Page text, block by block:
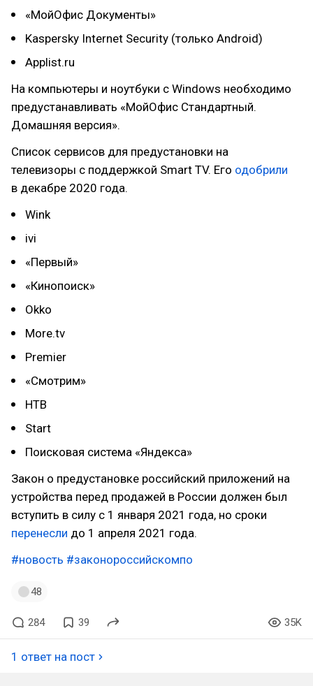
«МойОфис Документы»
Kaspersky Internet Security (только Android)
Applist.ru
На компьютеры и ноутбуки с Windows необходимо
предустанавливать «МойОфис Стандартный.
Домашняя версия».
Список сервисов для предустановки на
телевизоры с поддержкой Smart TV. Его одобрили
в декабре 2020 года.
Wink
ivi
«Первый»
«Кинопоиск»
Оkkо
Morе.tv
Premier
«Смотрим»
НТВ
Start
Поисковая система «Яндекса»
Закон о предустановке российский приложений на
устройства перед продажей в России должен был
вступить в силу с 1 января 2021 года, но сроки
перенесли до 1 апреля 2021 года.
#новость #законороссийскомпо
48
284 39 35K
1 ответ на пост